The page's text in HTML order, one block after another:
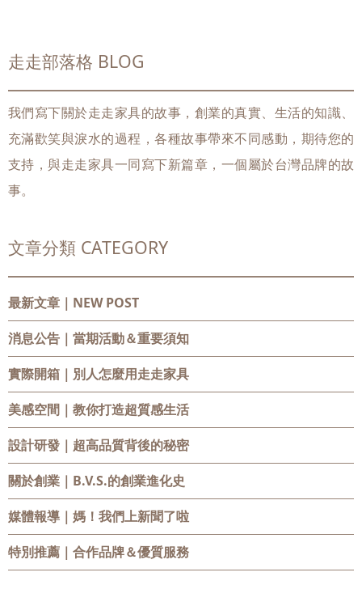
走走部落格 BLOG
我們寫下關於走走家具的故事，創業的真實、生活的知識、
充滿歡笑與淚水的過程，各種故事帶來不同感動，期待您的
支持，與走走家具一同寫下新篇章，一個屬於台灣品牌的故
事。
文章分類 CATEGORY
最新文章｜NEW POST
消息公告 ｜當期活動＆重要須知
實際開箱 ｜別人怎麼用走走家具
美感空間 ｜教你打造超質感生活
設計研發 ｜超高品質背後的秘密
關於創業 ｜B.V.S.的創業進化史
媒體報導 ｜媽！我們上新聞了啦
特別推薦 ｜合作品牌＆優質服務